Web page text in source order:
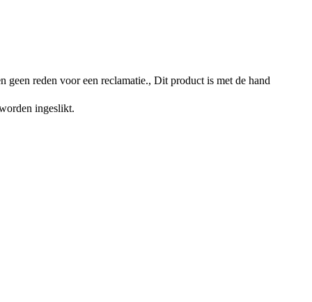
reden voor een reclamatie., Dit product is met de hand
ingeslikt.